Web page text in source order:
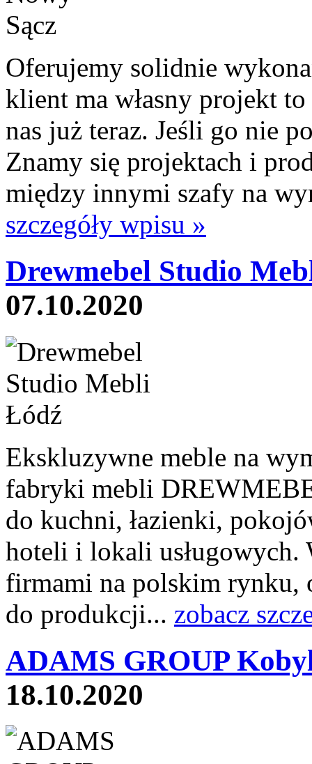
Oferujemy solidnie
klient ma własny projekt to
nas już teraz. Jeśli go nie
Znamy się projektach i
między innymi szafy na
szczegóły wpisu »
Drewmebel Studio
07.10.2020
Ekskluzywne meble na
fabryki mebli
do kuchni, łazienki,
hoteli i lokali usługowych.
firmami na polskim rynku,
do produkcji... zobacz
ADAMS GROUP
18.10.2020